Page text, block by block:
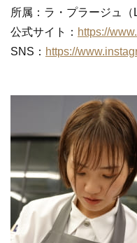
所属：ラ・プラージュ（
公式サイト： https://
SNS： https://